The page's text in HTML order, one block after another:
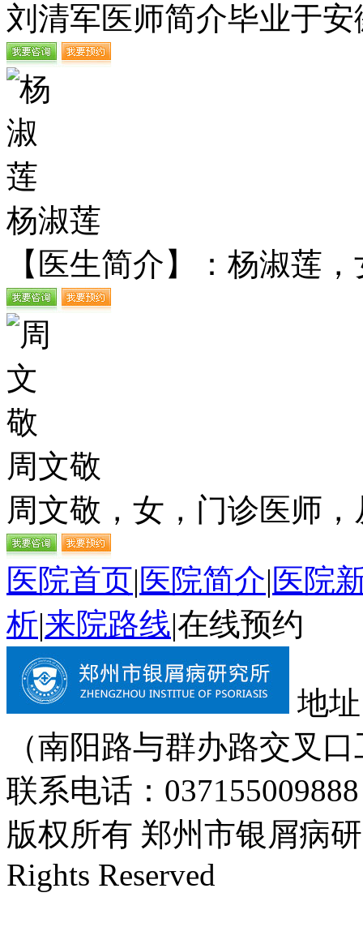
刘清军医师简介毕业于安
杨淑莲
【医生简介】：杨淑莲
周文敬
周文敬，女，门诊医师
医院首页|医院简介|医院
析|来院路线|在线预约
地
（南阳路与群办路交叉
联系电话：037155009888
版权所有 郑州市银屑病
Rights Reserved